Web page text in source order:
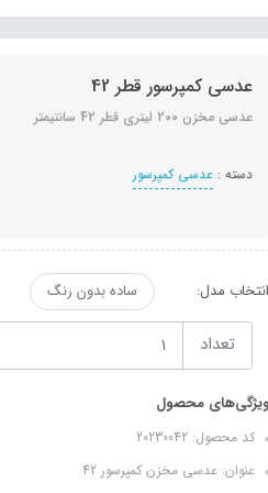
عدسی کمپرسور قطر 42
عدسی مخزن 200 لیتری قطر 42 سانتیمتر
دسته : عدسی کمپرسور
انتخاب مدل: ساده بدون رنگ
تعداد
محصول
کد محصول: 20230042
عنوان: عدسی مخزن کمپرسور 42